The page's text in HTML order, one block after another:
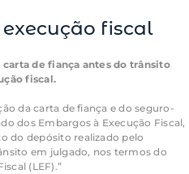
fiscal
de fiança antes do trânsito
fiscal.
da carta de fiança e do seguro-
dos Embargos à Execução Fiscal,
do depósito realizado pelo
em julgado, nos termos do
(LEF).”